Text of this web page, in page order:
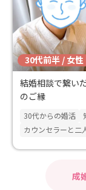
30代前半 / 女性
結婚相談で繋い
のご縁
30代からの婚活
カウンセラーと二
成